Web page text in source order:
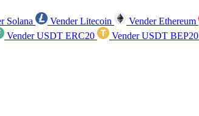
Solana Vender Litecoin Vender Ethereum
Vender USDT ERC20 Vender USDT BEP20